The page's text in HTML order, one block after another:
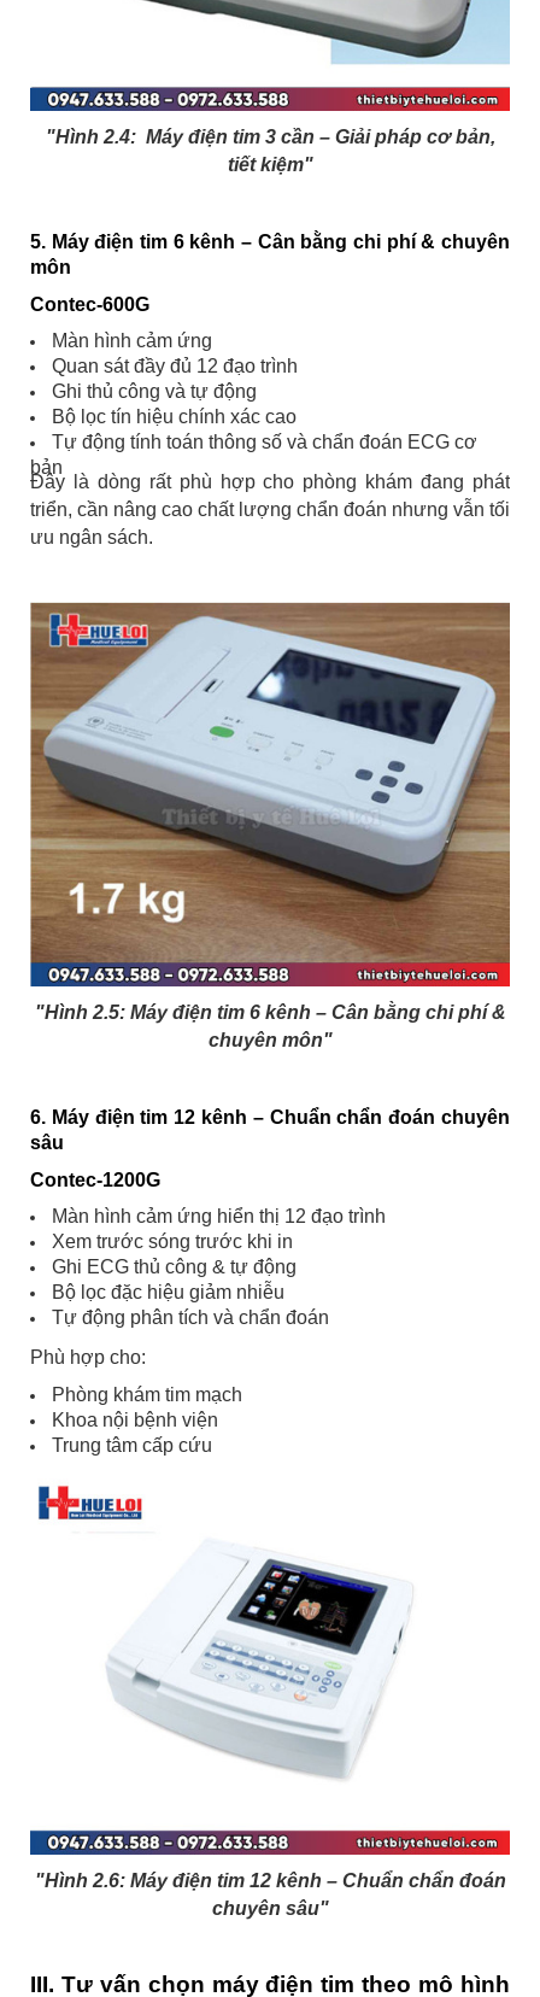
"Hình 2.4: Máy điện tim 3 cần – Giải pháp cơ bản,
tiết kiệm"
5. Máy điện tim 6 kênh – Cân bằng chi phí & chuyên
môn
Contec-600G
Màn hình cảm ứng
Quan sát đầy đủ 12 đạo trình
Ghi thủ công và tự động
Bộ lọc tín hiệu chính xác cao
Tự động tính toán thông số và chẩn đoán ECG cơ
bản
Đây là dòng rất phù hợp cho phòng khám đang phát
triển, cần nâng cao chất lượng chẩn đoán nhưng vẫn tối
ưu ngân sách.
"Hình 2.5: Máy điện tim 6 kênh – Cân bằng chi phí &
chuyên môn"
6. Máy điện tim 12 kênh – Chuẩn chẩn đoán chuyên
sâu
Contec-1200G
Màn hình cảm ứng hiển thị 12 đạo trình
Xem trước sóng trước khi in
Ghi ECG thủ công & tự động
Bộ lọc đặc hiệu giảm nhiễu
Tự động phân tích và chẩn đoán
Phù hợp cho:
Phòng khám tim mạch
Khoa nội bệnh viện
Trung tâm cấp cứu
"Hình 2.6: Máy điện tim 12 kênh – Chuẩn chẩn đoán
chuyên sâu"
III. Tư vấn chọn máy điện tim theo mô hình